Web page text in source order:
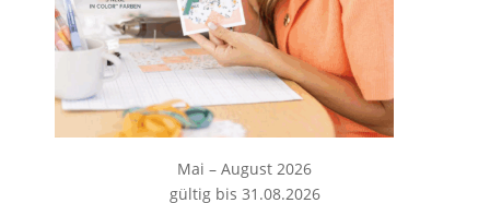
Mai – August 2026
gültig bis 31.08.2026